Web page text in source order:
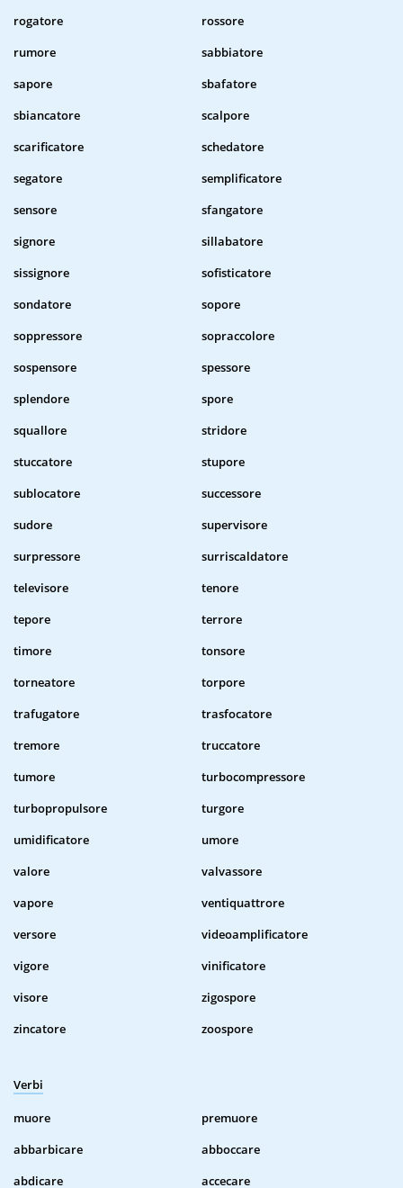
rogatore
rossore
rumore
sabbiatore
sapore
sbafatore
sbiancatore
scalpore
scarificatore
schedatore
segatore
semplificatore
sensore
sfangatore
signore
sillabatore
sissignore
sofisticatore
sondatore
sopore
soppressore
sopraccolore
sospensore
spessore
splendore
spore
squallore
stridore
stuccatore
stupore
sublocatore
successore
sudore
supervisore
surpressore
surriscaldatore
televisore
tenore
tepore
terrore
timore
tonsore
torneatore
torpore
trafugatore
trasfocatore
tremore
truccatore
tumore
turbocompressore
turbopropulsore
turgore
umidificatore
umore
valore
valvassore
vapore
ventiquattrore
versore
videoamplificatore
vigore
vinificatore
visore
zigospore
zincatore
zoospore
Verbi
muore
premuore
abbarbicare
abboccare
abdicare
accecare